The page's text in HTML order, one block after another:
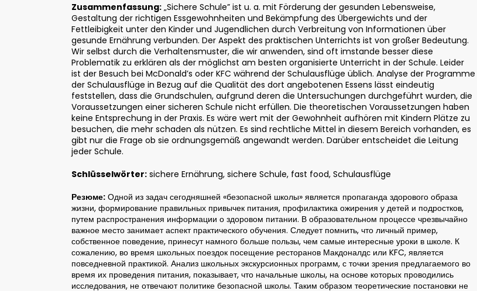
Zusammenfassung: „Sichere Schule” ist u. a. mit Förderung der gesunden Lebensweise,
Gestaltung der richtigen Essgewohnheiten und Bekämpfung des Übergewichts und der
Fettleibigkeit unter den Kinder und Jugendlichen durch Verbreitung von Informationen über
gesunde Ernährung verbunden. Der Aspekt des praktischen Unterrichts ist von großer Bedeutung.
Wir selbst durch die Verhaltensmuster, die wir anwenden, sind oft imstande besser diese
Problematik zu erklären als der möglichst am besten organisierte Unterricht in der Schule. Leider
ist der Besuch bei McDonald’s oder KFC während der Schulausflüge üblich. Analyse der Programme
der Schulausflüge in Bezug auf die Qualität des dort angebotenen Essens lässt eindeutig
feststellen, dass die Grundschulen, aufgrund deren die Untersuchungen durchgeführt wurden, die
Voraussetzungen einer sicheren Schule nicht erfüllen. Die theoretischen Voraussetzungen haben
keine Entsprechung in der Praxis. Es wäre wert mit der Gewohnheit aufhören mit Kindern Plätze zu
besuchen, die mehr schaden als nützen. Es sind rechtliche Mittel in diesem Bereich vorhanden, es
gibt nur die Frage ob sie ordnungsgemäß angewandt werden. Darüber entscheidet die Leitung
jeder Schule.
Schlüsselwörter: sichere Ernährung, sichere Schule, fast food, Schulausflüge
Резюме: Одной из задач сегодняшней «безопасной школы» является пропаганда здорового образа
жизни, формирование правильных привычек питания, профилактика ожирения у детей и подростков,
путем распространения информации о здоровом питании. В образовательном процессе чрезвычайно
важное место занимает аспект практического обучения. Следует помнить, что личный пример,
собственное поведение, принесут намного больше пользы, чем самые интересные уроки в школе. К
сожалению, во время школьных поездок посещение ресторанов Макдоналдс или KFC, является
повседневной практикой. Анализ школьных экскурсионных программ, с точки зрения предлагаемого во
время их проведения питания, показывает, что начальные школы, на основе которых проводились
исследования, не отвечают политике безопасной школы. Таким образом теоретические постановки не